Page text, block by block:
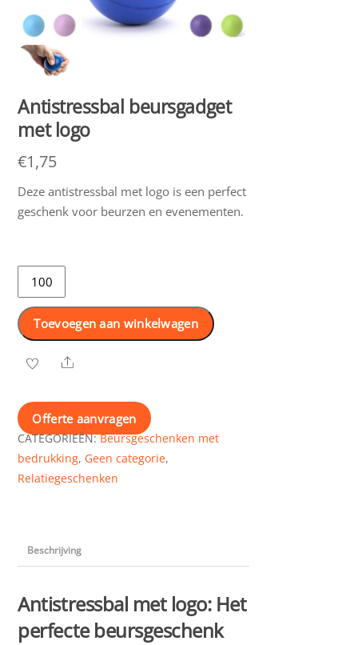
Antistressbal beursgadget
met logo
€1,75
Deze antistressbal met logo is een perfect
geschenk voor beurzen en evenementen.
Antistressbal
beursgadget
met
logo
aantal
Toevoegen aan winkelwagen
Share
Offerte aanvragen
CATEGORIEËN:Beursgeschenken met
bedrukking, Geen categorie,
Relatiegeschenken
Beschrijving
Antistressbal met logo: Het
perfecte beursgeschenk